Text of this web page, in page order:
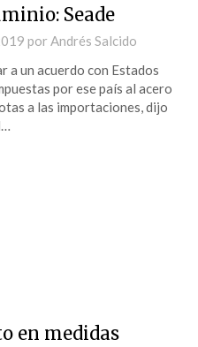
Seade
por Andrés Salcido
a un acuerdo con Estados
por ese país al acero
a las importaciones, dijo
en medidas